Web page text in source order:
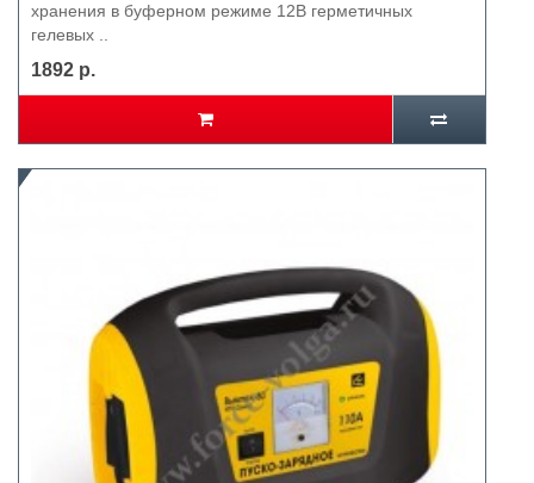
хранения в буферном режиме 12В герметичных
гелевых ..
1892 р.